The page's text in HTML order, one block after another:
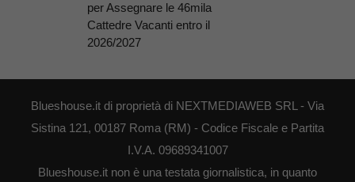
per Assegnare le 46mila
Cattedre Vacanti entro il
2026/2027
Blueshouse.it di proprietà di NEXTMEDIAWEB SRL - Via
Sistina 121, 00187 Roma (RM) - Codice Fiscale e Partita
I.V.A. 09689341007
Blueshouse.it non è una testata giornalistica, in quanto